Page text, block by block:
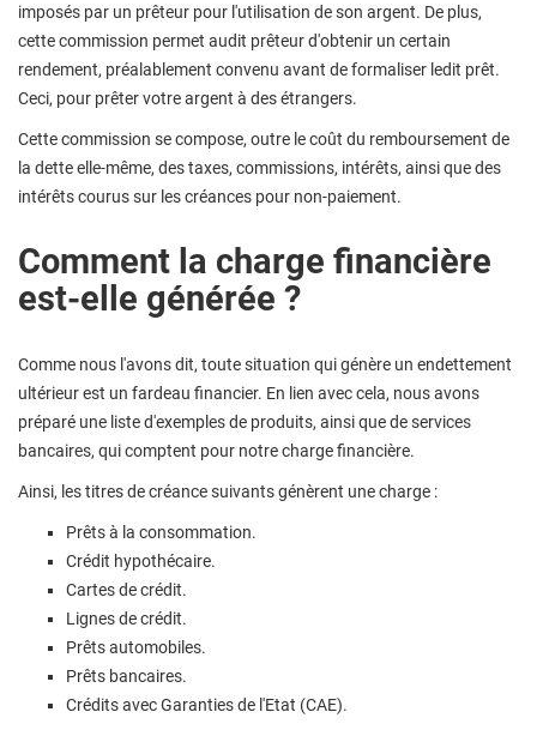
imposés par un prêteur pour l'utilisation de son argent. De plus,
cette commission permet audit prêteur d'obtenir un certain
rendement, préalablement convenu avant de formaliser ledit prêt.
Ceci, pour prêter votre argent à des étrangers.
Cette commission se compose, outre le coût du remboursement de
la dette elle-même, des taxes, commissions, intérêts, ainsi que des
intérêts courus sur les créances pour non-paiement.
Comment la charge financière
est-elle générée ?
Comme nous l'avons dit, toute situation qui génère un endettement
ultérieur est un fardeau financier. En lien avec cela, nous avons
préparé une liste d'exemples de produits, ainsi que de services
bancaires, qui comptent pour notre charge financière.
Ainsi, les titres de créance suivants génèrent une charge :
Prêts à la consommation.
Crédit hypothécaire.
Cartes de crédit.
Lignes de crédit.
Prêts automobiles.
Prêts bancaires.
Crédits avec Garanties de l'Etat (CAE).